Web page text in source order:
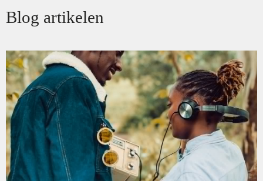
Blog artikelen